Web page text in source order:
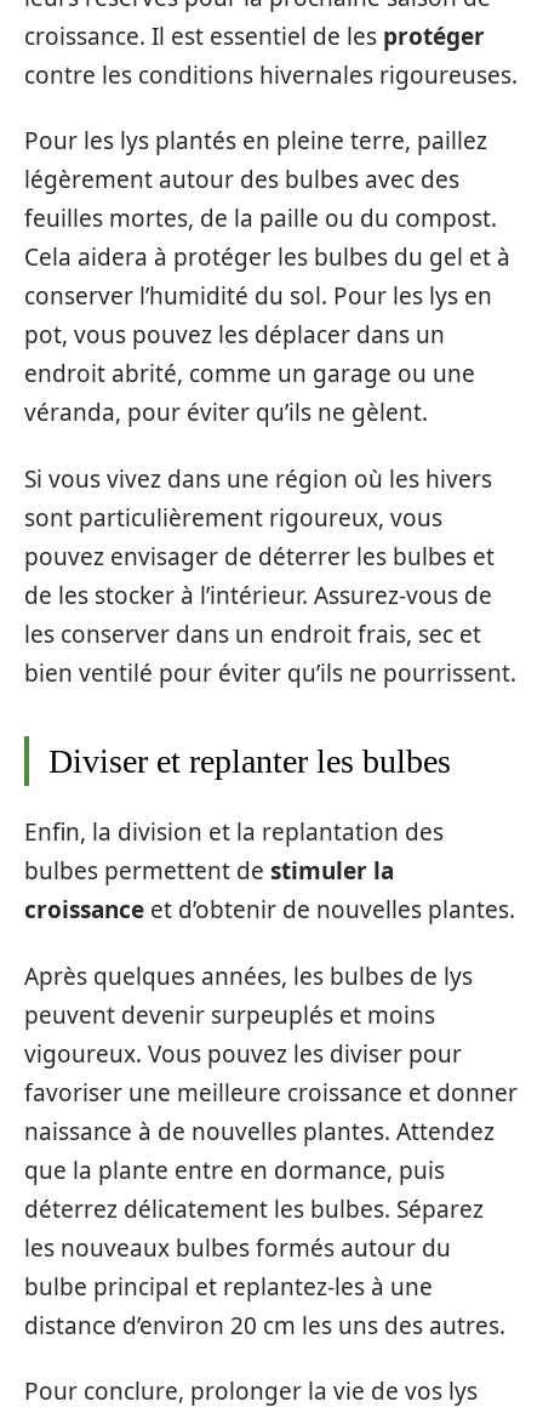
croissance. Il est essentiel de les protéger
contre les conditions hivernales rigoureuses.
Pour les lys plantés en pleine terre, paillez
légèrement autour des bulbes avec des
feuilles mortes, de la paille ou du compost.
Cela aidera à protéger les bulbes du gel et à
conserver l’humidité du sol. Pour les lys en
pot, vous pouvez les déplacer dans un
endroit abrité, comme un garage ou une
véranda, pour éviter qu’ils ne gèlent.
Si vous vivez dans une région où les hivers
sont particulièrement rigoureux, vous
pouvez envisager de déterrer les bulbes et
de les stocker à l’intérieur. Assurez-vous de
les conserver dans un endroit frais, sec et
bien ventilé pour éviter qu’ils ne pourrissent.
Diviser et replanter les bulbes
Enfin, la division et la replantation des
bulbes permettent de stimuler la
croissance et d’obtenir de nouvelles plantes.
Après quelques années, les bulbes de lys
peuvent devenir surpeuplés et moins
vigoureux. Vous pouvez les diviser pour
favoriser une meilleure croissance et donner
naissance à de nouvelles plantes. Attendez
que la plante entre en dormance, puis
déterrez délicatement les bulbes. Séparez
les nouveaux bulbes formés autour du
bulbe principal et replantez-les à une
distance d’environ 20 cm les uns des autres.
Pour conclure, prolonger la vie de vos lys